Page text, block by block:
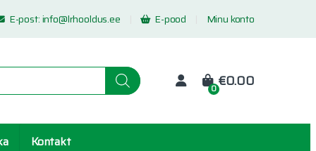
E-post:info@lrhooldus.ee E-pood Minu konto
0€0.00
Kontakt